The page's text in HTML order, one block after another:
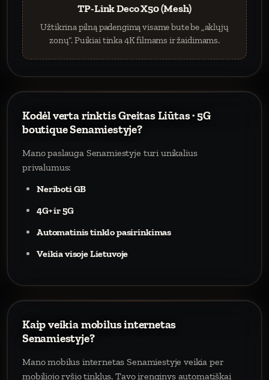
TP-Link Deco X50 (Mesh)
Užtikrina pilną padengimą visame bute be „aklųjų
zonų“. Puikiai tinka 4K filmams ir žaidimams.
Kodėl verta rinktis Greitas Liūtas · 5G
boutique Senamiestyje?
Mano paslauga Senamiestyje turi unikalius
privalumus:
Neriboti GB
4G+ ir 5G
Automatinis tinklo pasirinkimas
Veikia visoje Lietuvoje
Kaip veikia mobilus internetas
Senamiestyje?
Mano mobilus internetas Senamiestyje veikia per
mobiliojo ryšio tinklus. Tavo įrenginys automatiškai